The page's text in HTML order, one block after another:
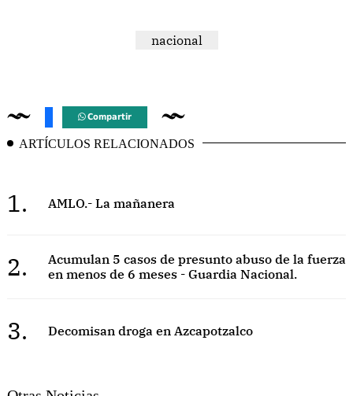
nacional
Compartir
ARTÍCULOS RELACIONADOS
1. AMLO.- La mañanera
2.
Acumulan 5 casos de presunto abuso de la fuerza
en menos de 6 meses - Guardia Nacional.
3. Decomisan droga en Azcapotzalco